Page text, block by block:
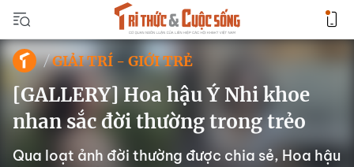
GIẢI TRÍ - GIỚI TRẺ
[GALLERY] Hoa hậu Ý Nhi khoe
nhan sắc đời thường trong trẻo
Qua loạt ảnh đời thường được chia sẻ, Hoa hậu